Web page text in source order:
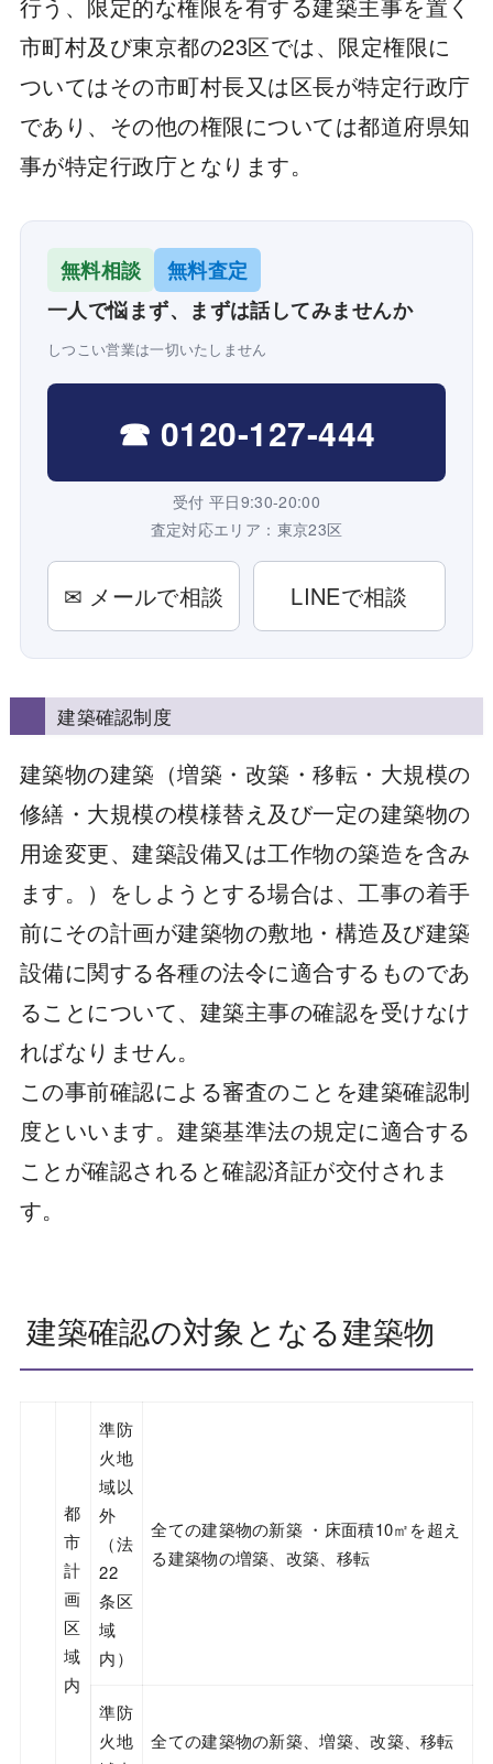
行う、限定的な権限を有する建築主事を置く
市町村及び東京都の23区では、限定権限に
ついてはその市町村長又は区長が特定行政庁
であり、その他の権限については都道府県知
事が特定行政庁となります。
無料相談
無料査定
一人で悩まず、まずは話してみませんか
しつこい営業は一切いたしません
☎ 0120-127-444
受付 平日9:30-20:00
査定対応エリア：東京23区
✉ メールで相談 LINEで相談
建築確認制度
建築物の建築（増築・改築・移転・大規模の
修繕・大規模の模様替え及び一定の建築物の
用途変更、建築設備又は工作物の築造を含み
ます。）をしようとする場合は、工事の着手
前にその計画が建築物の敷地・構造及び建築
設備に関する各種の法令に適合するものであ
ることについて、建築主事の確認を受けなけ
ればなりません。
この事前確認による審査のことを建築確認制
度といいます。建築基準法の規定に適合する
ことが確認されると確認済証が交付されま
す。
建築確認の対象となる建築物
都
市
計
画
区
域
内
準防
火地
域以
外
（法
22
条区
域
内）
全ての建築物の新築 ・床面積10㎡を超え
る建築物の増築、改築、移転
準防
火地
全ての建築物の新築、増築、改築、移転